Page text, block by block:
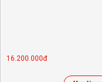
16.200.000đ